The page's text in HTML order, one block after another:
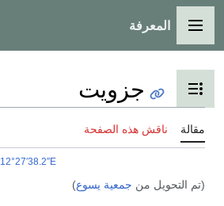
القائمة الرئيسية
المعرفة
تبديل عرض جدول المحتويات
جزويت
مقالة ناقش هذه الصفحة
12°27′38.2″E
(تم التحويل من جمعية يسوع)